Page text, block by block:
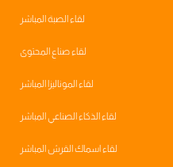
لقاء الصبة المباشر
لقاء صناع المحتوى
لقاء الموناليزا المباشر
لقاء الذكاء الصناعي المباشر
لقاء اسماك القرش المباشر